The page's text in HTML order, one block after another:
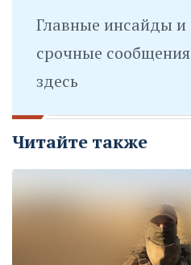
Главные инсайды и
срочные сообщения
здесь
Читайте также